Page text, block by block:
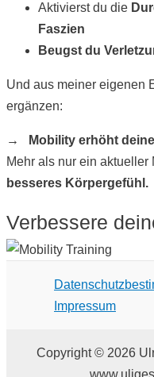
Aktivierst du die
Faszien
Beugst du
Und aus meiner eigenen
ergänzen:
→ Mobility erhöht
Mehr als nur ein aktueller
besseres Körpergefühl.
Verbessere
Impressum
Copyright © 2026